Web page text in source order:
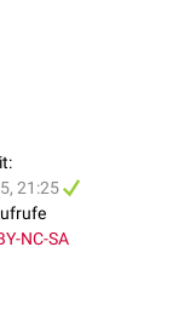
21:25
NC-SA